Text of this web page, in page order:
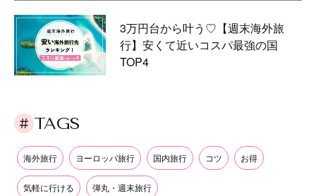
3万円台から叶う♡【週末海外旅
行】安くて近いコスパ最強の国
TOP4
TAGS
海外旅行 ヨーロッパ旅行 国内旅行 コツ お得
気軽に行ける 弾丸・週末旅行